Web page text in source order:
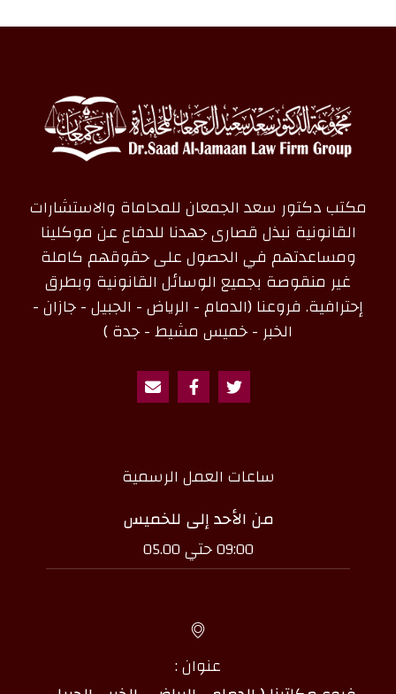
مكتب دكتور سعد الجمعان للمحاماة والاستشارات
القانونية نبذل قصارى جهدنا للدفاع عن موكلينا
ومساعدتهم في الحصول على حقوقهم كاملة
غير منقوصة بجميع الوسائل القانونية وبطرق
إحترافية. فروعنا (الدمام - الرياض - الجبيل - جازان -
الخبر - خميس مشيط - جدة )
ساعات العمل الرسمية
من الأحد إلى للخميس
09:00 حتي 05.00
عنوان :